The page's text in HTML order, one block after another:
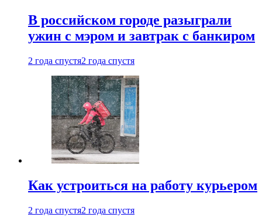
В российском городе разыграли
ужин с мэром и завтрак с банкиром
2 года спустя2 года спустя
Как устроиться на работу курьером
2 года спустя2 года спустя